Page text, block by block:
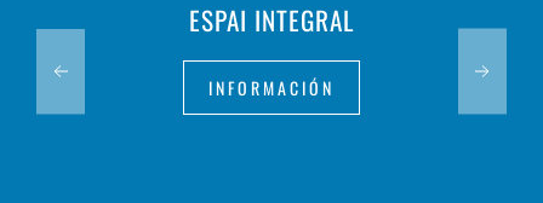
ESPAI INTEGRAL
INFORMACIÓN